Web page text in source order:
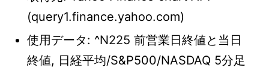
(query1.finance.yahoo.com)
使用データ: ^N225 前営業日終値と当日
終値, 日経平均/S&P500/NASDAQ 5分足